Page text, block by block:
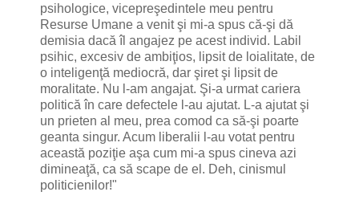
psihologice, vicepreşedintele meu pentru
Resurse Umane a venit şi mi-a spus că-şi dă
demisia dacă îl angajez pe acest individ. Labil
psihic, excesiv de ambiţios, lipsit de loialitate, de
o inteligenţă mediocră, dar şiret şi lipsit de
moralitate. Nu l-am angajat. Şi-a urmat cariera
politică în care defectele l-au ajutat. L-a ajutat şi
un prieten al meu, prea comod ca să-şi poarte
geanta singur. Acum liberalii l-au votat pentru
această poziţie aşa cum mi-a spus cineva azi
dimineaţă, ca să scape de el. Deh, cinismul
politicienilor!"